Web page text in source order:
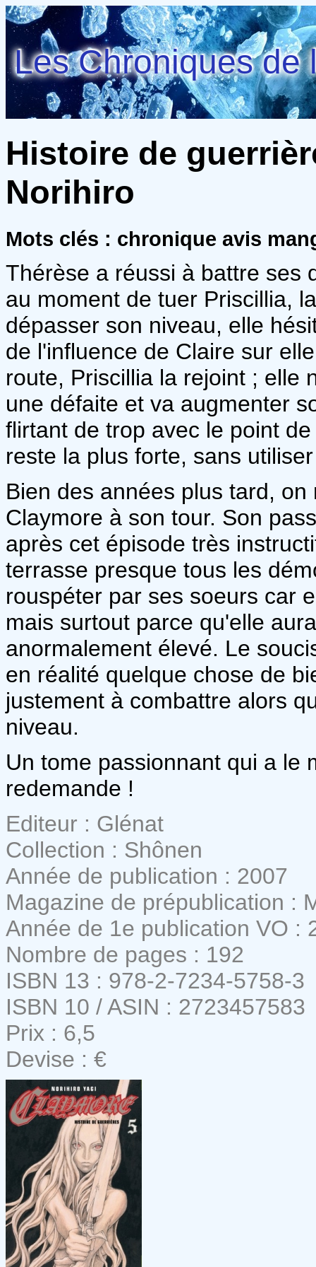
Les Chroniques de
Histoire de
Norihiro
Mots clés : chronique avis
Thérèse a réussi à battre ses
au moment de tuer Priscillia,
dépasser son niveau, elle
de l'influence de Claire sur
route, Priscillia la rejoint ; elle
une défaite et va augmenter
flirtant de trop avec le point
reste la plus forte, sans
Bien des années plus tard,
Claymore à son tour. Son
après cet épisode très
terrasse presque tous les
rouspéter par ses soeurs car
mais surtout parce qu'elle
anormalement élevé. Le
en réalité quelque chose de
justement à combattre alors
niveau.
Un tome passionnant qui a le
redemande !
Editeur : Glénat
Collection : Shônen
Année de publication : 2007
Magazine de prépublication :
Année de 1e publication VO :
Nombre de pages : 192
ISBN 13 : 978-2-7234-5758-3
ISBN 10 / ASIN : 2723457583
Prix : 6,5
Devise : €